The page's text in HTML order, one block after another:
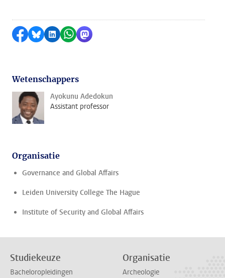
Delen op Facebook
Delen via Bluesky
Delen op LinkedIn
Delen via WhatsApp
Delen via Mastodon
Wetenschappers
Ayokunu Adedokun
Assistant professor
Organisatie
Governance and Global Affairs
Leiden University College The Hague
Institute of Security and Global Affairs
Studiekeuze
Bacheloropleidingen
Organisatie
Archeologie